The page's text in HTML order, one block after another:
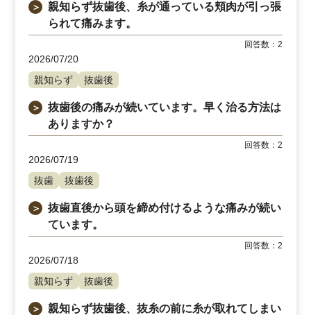
＞
親知らず抜歯後、糸が通っている頬肉が引っ張
られて痛みます。
回答数：2
2026/07/20
親知らず
抜歯後
＞
抜歯後の痛みが続いています。早く治る方法は
ありますか？
回答数：2
2026/07/19
抜歯
抜歯後
＞
抜歯直後から頭を締め付けるような痛みが続い
ています。
回答数：2
2026/07/18
親知らず
抜歯後
＞
親知らず抜歯後、抜糸の前に糸が取れてしまい